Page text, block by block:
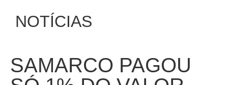
NOTÍCIAS
SAMARCO PAGOU